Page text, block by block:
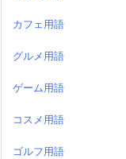
カフェ用語
グルメ用語
ゲーム用語
コスメ用語
ゴルフ用語